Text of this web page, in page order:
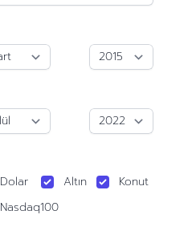
Dolar Altın
Konut
Nasdaq100